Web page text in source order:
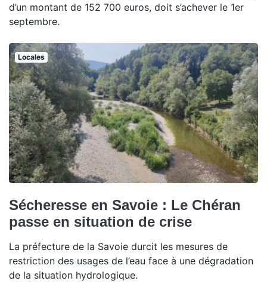
d’un montant de 152 700 euros, doit s’achever le 1er
septembre.
Locales
Sécheresse en Savoie : Le Chéran
passe en situation de crise
La préfecture de la Savoie durcit les mesures de
restriction des usages de l’eau face à une dégradation
de la situation hydrologique.